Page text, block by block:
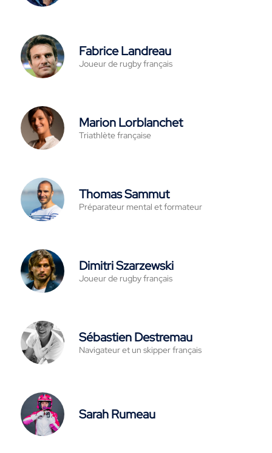
Fabrice Landreau
Joueur de rugby français
Marion Lorblanchet
Triathlète française
Thomas Sammut
Préparateur mental et formateur
Dimitri Szarzewski
Joueur de rugby français
Sébastien Destremau
Navigateur et un skipper français
Sarah Rumeau